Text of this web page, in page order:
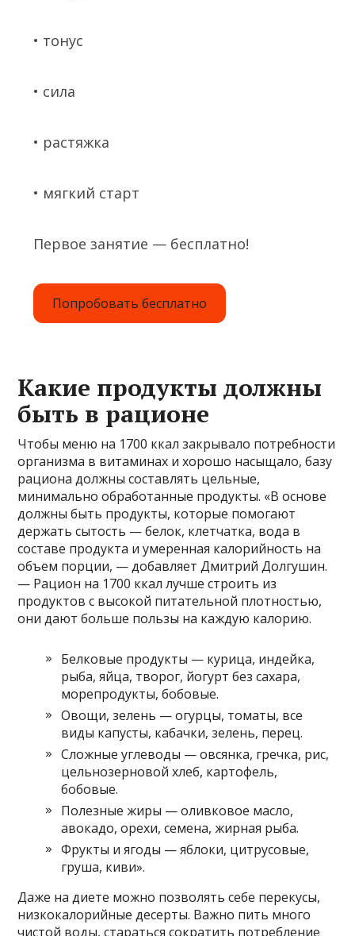
• тонус
• сила
• растяжка
• мягкий старт
Первое занятие — бесплатно!
Попробовать бесплатно
Какие продукты должны
быть в рационе
Чтобы меню на 1700 ккал закрывало потребности
организма в витаминах и хорошо насыщало, базу
рациона должны составлять цельные,
минимально обработанные продукты. «В основе
должны быть продукты, которые помогают
держать сытость — белок, клетчатка, вода в
составе продукта и умеренная калорийность на
объем порции, — добавляет Дмитрий Долгушин.
— Рацион на 1700 ккал лучше строить из
продуктов с высокой питательной плотностью,
они дают больше пользы на каждую калорию.
Белковые продукты — курица, индейка,
рыба, яйца, творог, йогурт без сахара,
морепродукты, бобовые.
Овощи, зелень — огурцы, томаты, все
виды капусты, кабачки, зелень, перец.
Сложные углеводы — овсянка, гречка, рис,
цельнозерновой хлеб, картофель,
бобовые.
Полезные жиры — оливковое масло,
авокадо, орехи, семена, жирная рыба.
Фрукты и ягоды — яблоки, цитрусовые,
груша, киви».
Даже на диете можно позволять себе перекусы,
низкокалорийные десерты. Важно пить много
чистой воды, стараться сократить потребление